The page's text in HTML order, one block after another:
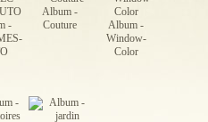
-
Album -
Couture
Album -
Window-
Color